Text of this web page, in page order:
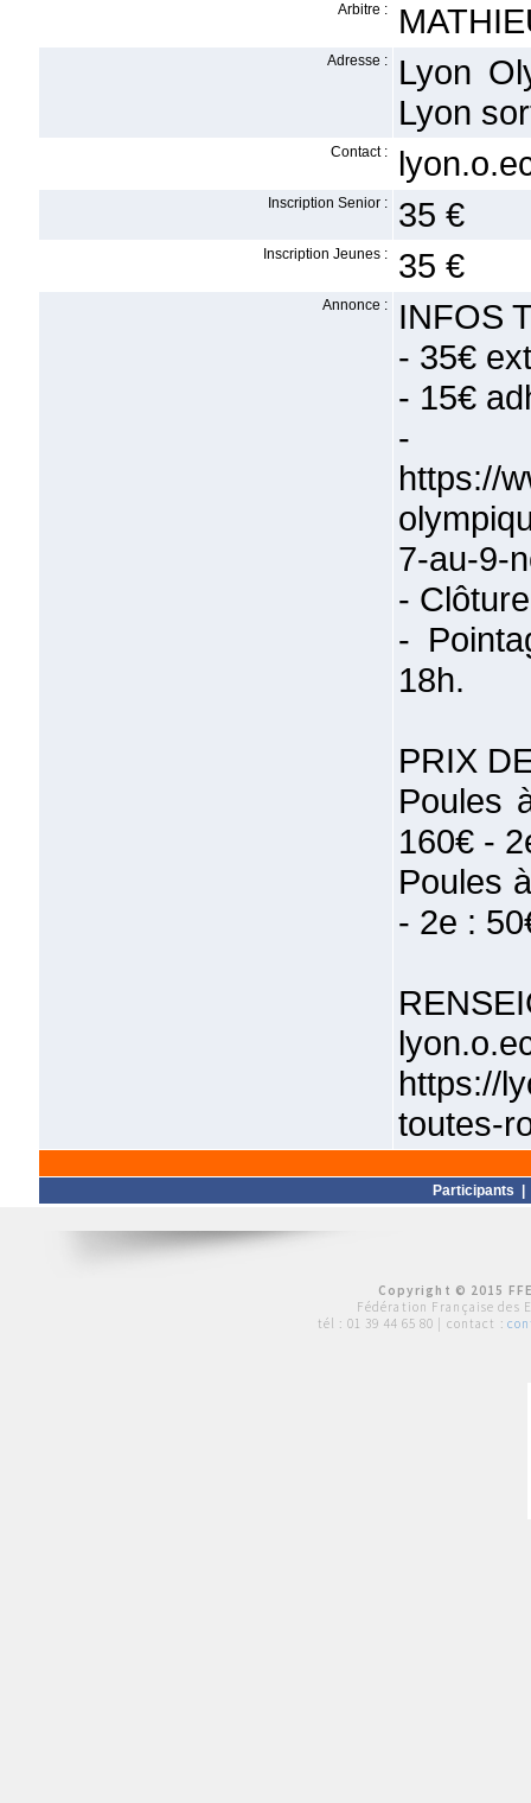
Arbitre :
Adresse :
Lyon
Lyon
Contact :
Inscription Senior : 35 €
Inscription Jeunes : 35 €
Annonce :
INFOS
- 35€
- 15€
-
https://
7-au-9-
-
-
18h.
PRIX
Poules
160€ -
Poules
- 2e :
https://
toutes-
Participants
Copyright © 2015
Fédération Française des
tél : 01 39 44 65 80 | contact :